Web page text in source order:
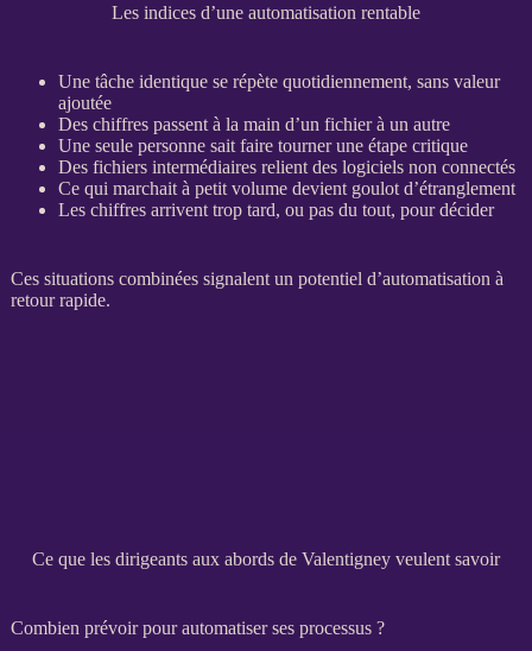
Les indices d’une automatisation rentable
Une tâche identique se répète quotidiennement, sans valeur
ajoutée
Des chiffres passent à la main d’un fichier à un autre
Une seule personne sait faire tourner une étape critique
Des fichiers intermédiaires relient des logiciels non connectés
Ce qui marchait à petit volume devient goulot d’étranglement
Les chiffres arrivent trop tard, ou pas du tout, pour décider
Ces situations combinées signalent un potentiel d’automatisation à
retour rapide.
Ce que les dirigeants aux abords de Valentigney veulent savoir
Combien prévoir pour automatiser ses processus ?